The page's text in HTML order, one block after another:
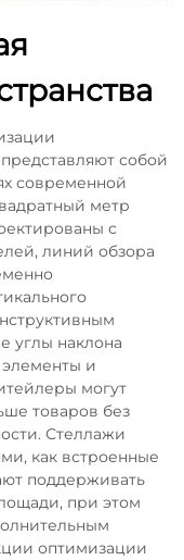
собой
современной
метр
с
линий обзора
углы наклона
и
могут
товаров без
Стеллажи
как встроенные
поддерживать
при этом
оптимизации